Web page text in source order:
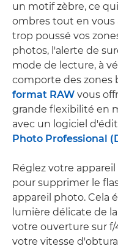
un motif zèbre, ce
ombres tout en vous
trop poussé vos
photos, l'alerte de
mode de lecture, à
comporte des zones
format RAW vous
grande flexibilité en
avec un logiciel
Photo Professional
Réglez votre
pour supprimer le
appareil photo. Cela
lumière délicate de
votre ouverture sur f/
votre vitesse